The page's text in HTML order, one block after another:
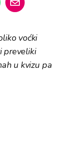
voćki
preveliki
u kvizu pa